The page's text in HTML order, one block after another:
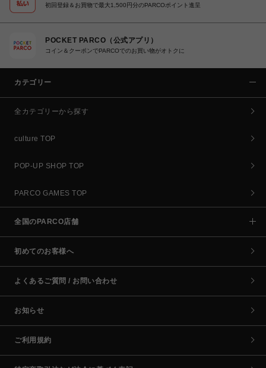
初回登録＆お買物で最大1,500円分のPARCOポイント進呈
POCKET PARCO（公式アプリ）
コイン＆クーポンでPARCOでのお買い物がオトクに
カテゴリー
全カテゴリーから探す
culture TOP
POP-UP SHOP TOP
PARCO GAMES TOP
全国のPARCO店舗
初めてのお客様へ
よくあるご質問 / お問い合わせ
お知らせ
ご利用規約